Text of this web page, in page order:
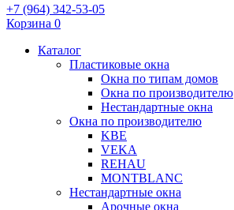
+7 (964) 342-53-05
Корзина 0
Каталог
Пластиковые окна
Окна по типам домов
Окна по производителю
Нестандартные окна
Окна по производителю
KBE
VEKA
REHAU
MONTBLANC
Нестандартные окна
Арочные окна